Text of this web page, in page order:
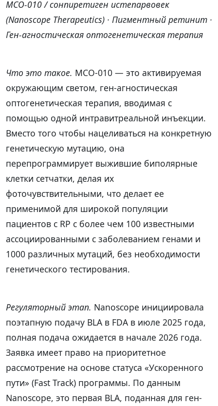
MCO-010 / сонпиретиген истепарвовек
(Nanoscope Therapeutics) · Пигментный ретинит ·
Ген-агностическая оптогенетическая терапия
Что это такое. MCO-010 — это активируемая
окружающим светом, ген-агностическая
оптогенетическая терапия, вводимая с
помощью одной интравитреальной инъекции.
Вместо того чтобы нацеливаться на конкретную
генетическую мутацию, она
перепрограммирует выжившие биполярные
клетки сетчатки, делая их
фоточувствительными, что делает ее
применимой для широкой популяции
пациентов с RP с более чем 100 известными
ассоциированными с заболеванием генами и
1000 различных мутаций, без необходимости
генетического тестирования.
Регуляторный этап. Nanoscope инициировала
поэтапную подачу BLA в FDA в июле 2025 года,
полная подача ожидается в начале 2026 года.
Заявка имеет право на приоритетное
рассмотрение на основе статуса «Ускоренного
пути» (Fast Track) программы. По данным
Nanoscope, это первая BLA, поданная для ген-